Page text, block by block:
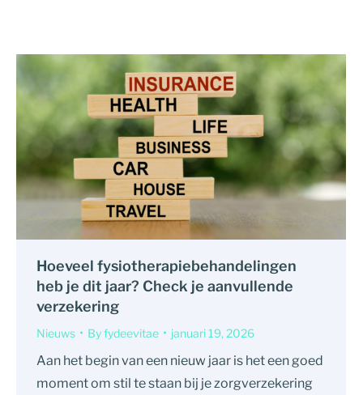
Hoeveel fysiotherapiebehandelingen
heb je dit jaar? Check je aanvullende
verzekering
Nieuws Byfydeevitae januari 19, 2026
Aan het begin van een nieuw jaar is het een goed
moment om stil te staan bij je zorgverzekering